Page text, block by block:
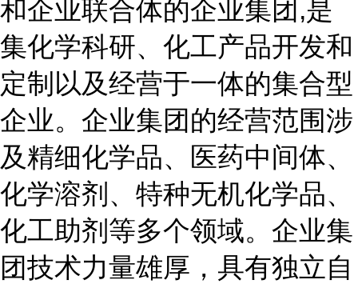
和企业联合体的企业集团,是
集化学科研、化工产品开发和
定制以及经营于一体的集合型
企业。企业集团的经营范围涉
及精细化学品、医药中间体、
化学溶剂、特种无机化学品、
化工助剂等多个领域。企业集
团技术力量雄厚，具有独立自